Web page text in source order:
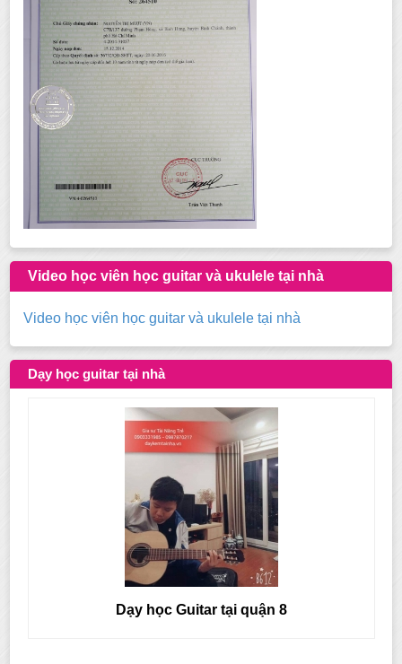
Video học viên học guitar và ukulele tại nhà
Video học viên học guitar và ukulele tại nhà
Dạy học guitar tại nhà
Dạy học Guitar tại quận 7